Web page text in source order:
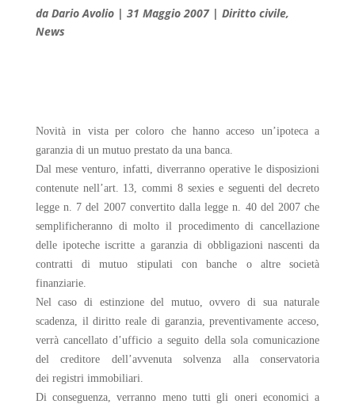
da Dario Avolio| 31 Maggio 2007| Diritto civile,
News
Novità in vista per coloro che hanno acceso un’ipoteca a
garanzia di un mutuo prestato da una banca.
Dal mese venturo, infatti, diverranno operative le disposizioni
contenute nell’art. 13, commi 8 sexies e seguenti del decreto
legge n. 7 del 2007 convertito dalla legge n. 40 del 2007 che
semplificheranno di molto il procedimento di cancellazione
delle ipoteche iscritte a garanzia di obbligazioni nascenti da
contratti di mutuo stipulati con banche o altre società
finanziarie.
Nel caso di estinzione del mutuo, ovvero di sua naturale
scadenza, il diritto reale di garanzia, preventivamente acceso,
verrà cancellato d’ufficio a seguito della sola comunicazione
del creditore dell’avvenuta solvenza alla conservatoria
dei registri immobiliari.
Di conseguenza, verranno meno tutti gli oneri economici a